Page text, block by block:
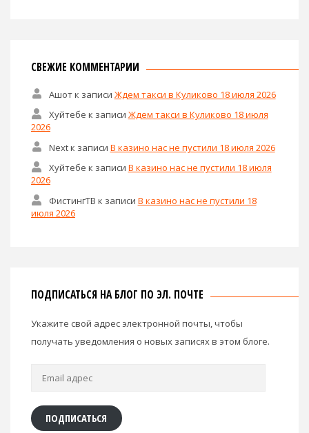
СВЕЖИЕ КОММЕНТАРИИ
Ашотк записи Ждем такси в Куликово 18 июля 2026
Хуйтебе к записи Ждем такси в Куликово 18 июля
2026
Nextк записи В казино нас не пустили 18 июля 2026
Хуйтебе к записи В казино нас не пустили 18 июля
2026
ФистингТВ к записи В казино нас не пустили 18
июля 2026
ПОДПИСАТЬСЯ НА БЛОГ ПО ЭЛ. ПОЧТЕ
Укажите свой адрес электронной почты, чтобы
получать уведомления о новых записях в этом блоге.
ПОДПИСАТЬСЯ